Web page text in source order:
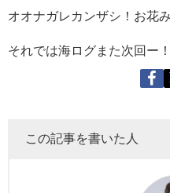
オオナガレカンザシ！お花
それでは海ログまた次回ー！
この記事を書いた人